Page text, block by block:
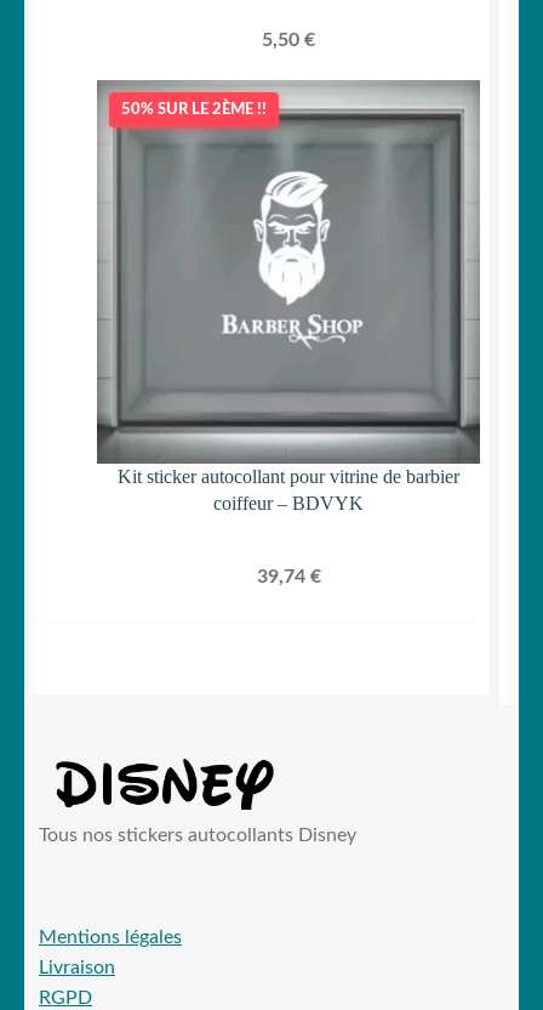
5,50 €
50% SUR LE 2ÈME !!
Kit sticker autocollant pour vitrine de barbier
coiffeur – BDVYK
39,74 €
Tous nos stickers autocollants Disney
Mentions légales
Livraison
RGPD